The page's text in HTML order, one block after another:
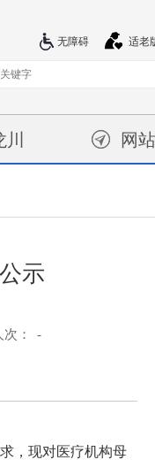
适老
无障碍
网
示
： -
，现对医疗机构母